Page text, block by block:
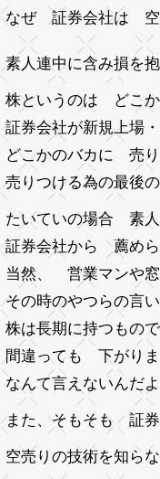
なぜ 証券会社は 空
素人連中に含み損を
株というのは どこ
証券会社が新規上場
どこかのバカに 売
売りつける為の最後
たいていの場合 素
証券会社から 薦め
当然、 営業マンや
その時のやつらの言
株は長期に持つもの
間違っても 下がり
なんて言えないんだよ
また、そもそも 証
空売りの技術を知ら